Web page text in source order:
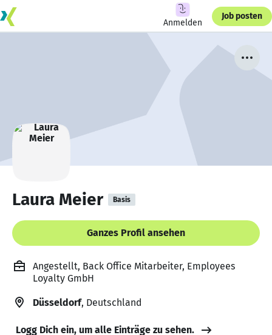
Anmelden
Job posten
Laura Meier Basis
Ganzes Profil ansehen
Angestellt, Back Office Mitarbeiter, Employees
Loyalty GmbH
Düsseldorf, Deutschland
Logg Dich ein, um alle Einträge zu sehen.